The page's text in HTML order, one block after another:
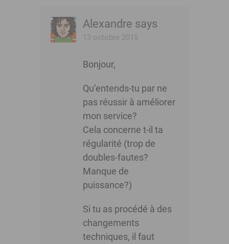
Alexandre says
13 octobre 2015
Bonjour,
Qu’entends-tu par ne
pas réussir à améliorer
mon service?
Cela concerne t-il ta
régularité (trop de
doubles-fautes?
Manque de
puissance?)
Si tu as procédé à des
changements
techniques, il faut